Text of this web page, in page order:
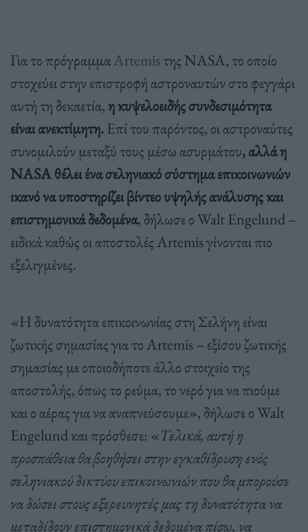
Για το πρόγραμμαArtemisτης NASA, το οποίο
στοχεύει στην επιστροφή αστροναυτών στο φεγγάρι
αυτή τη δεκαετία,η κυψελοειδής συνδεσιμότητα
είναι ανεκτίμητη.Επί του παρόντος, οι αστροναύτες
συνομιλούν μεταξύ τους μέσω ασυρμάτου, αλλά η
NASA θέλει ένα σεληνιακό σύστημα επικοινωνιών
ικανό να υποστηρίζει βίντεο υψηλής ανάλυσης και
επιστημονικά δεδομένα, δήλωσε ο Walt Engelund –
ειδικά καθώς οι αποστολές Artemis γίνονται πιο
εξελιγμένες.
«Η δυνατότητα επικοινωνίας στη Σελήνη είναι
ζωτικής σημασίας για το Artemis – εξίσου ζωτικής
σημασίας με οποιοδήποτε άλλο στοιχείο της
αποστολής, όπως το ρεύμα, το νερό για να πιούμε
και ο αέρας για να αναπνεύσουμε», δήλωσε ο Walt
Engelund και πρόσθεσε: «Τελικά, αυτή η
προσπάθεια θα βοηθήσει στην εγκαθίδρυση ενός
σεληνιακού δικτύου επικοινωνιών που θα μπορούσε
να δώσει στους εξερευνητές μας τη δυνατότητα να
μεταδίδουν επιστημονικά δεδομένα πίσω, να